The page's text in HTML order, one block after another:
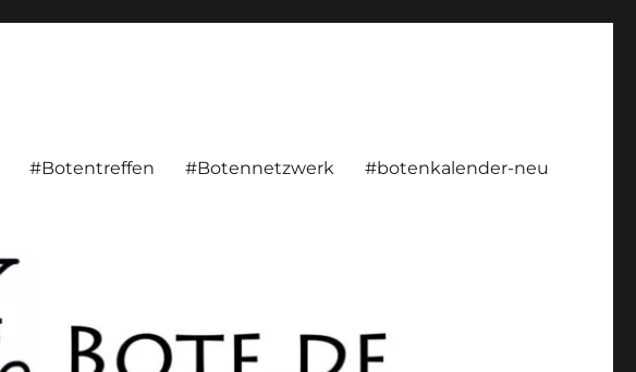
#Botentreffen #Botennetzwerk #botenkalender-neu